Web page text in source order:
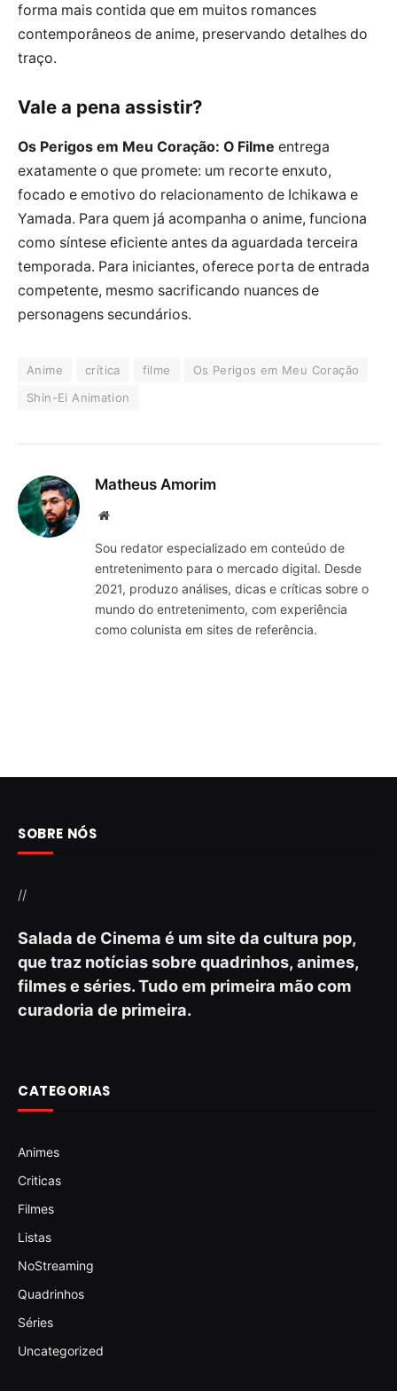
forma mais contida que em muitos romances
contemporâneos de anime, preservando detalhes do
traço.
Vale a pena assistir?
Os Perigos em Meu Coração: O Filme entrega
exatamente o que promete: um recorte enxuto,
focado e emotivo do relacionamento de Ichikawa e
Yamada. Para quem já acompanha o anime, funciona
como síntese eficiente antes da aguardada terceira
temporada. Para iniciantes, oferece porta de entrada
competente, mesmo sacrificando nuances de
personagens secundários.
Anime crítica filme
Os Perigos em Meu Coração
Shin-Ei Animation
Matheus Amorim
Website
Sou redator especializado em conteúdo de
entretenimento para o mercado digital. Desde
2021, produzo análises, dicas e críticas sobre o
mundo do entretenimento, com experiência
como colunista em sites de referência.
SOBRE NÓS
//
Salada de Cinema é um site da cultura pop,
que traz notícias sobre quadrinhos, animes,
filmes e séries. Tudo em primeira mão com
curadoria de primeira.
CATEGORIAS
Animes
Criticas
Filmes
Listas
NoStreaming
Quadrinhos
Séries
Uncategorized